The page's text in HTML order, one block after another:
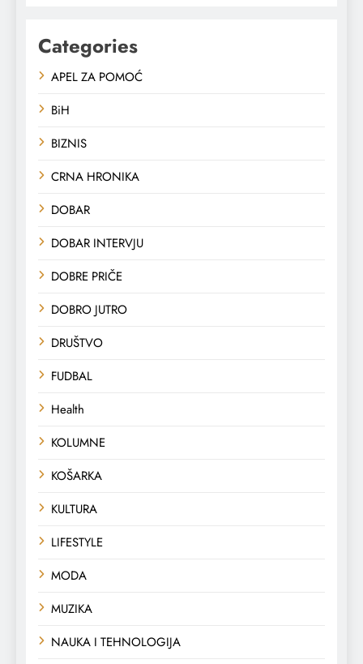
Categories
APEL ZA POMOĆ
BiH
BIZNIS
CRNA HRONIKA
DOBAR
DOBAR INTERVJU
DOBRE PRIČE
DOBRO JUTRO
DRUŠTVO
FUDBAL
Health
KOLUMNE
KOŠARKA
KULTURA
LIFESTYLE
MODA
MUZIKA
NAUKA I TEHNOLOGIJA